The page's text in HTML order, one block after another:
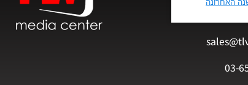
03-